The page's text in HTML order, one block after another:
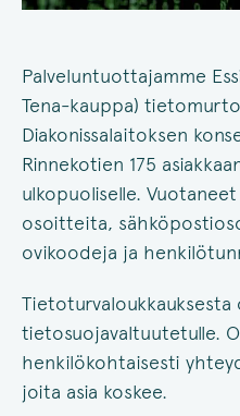
Palveluntuottajamme
Tena-kauppa)
Diakonissalaitoksen
Rinnekotien 175
ulkopuoliselle.
osoitteita,
ovikoodeja ja
tietosuojavaltuutetulle.
henkilökohtaisesti
joita asia koskee.